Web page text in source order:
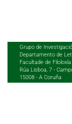
Grupo de
Departamento de
Facultade de Filoloxía
Rúa Lisboa, 7 -
15008 - A Coruña